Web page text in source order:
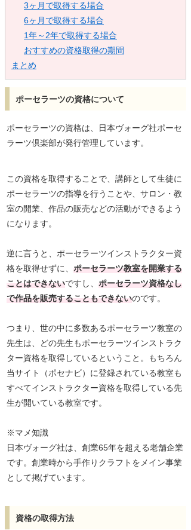
3ヶ月で取得する場合
6ヶ月で取得する場合
1年～2年で取得する場合
おすすめの資格取得の期間
まとめ
ポーセラーツの資格について
ポーセラーツの資格は、日本ヴォーグ社ポーセ
ラーツ倶楽部が発行管理しています。
この資格を取得することで、講師として生徒に
ポーセラーツの指導を行うことや、サロン・教
室の開業、作品の販売などの活動ができるよう
になります。
逆に言うと、ポーセラーツインストラクター資
格を取得せずに、 ポーセラーツ教室を開業する
ことはできないですし、 ポーセラーツ資格なし
で作品を販売することもできないのです。
つまり、世の中に多数あるポーセラーツ教室の
先生は、どの先生もポーセラーツインストラク
ター資格を取得しているということ。もちろん
当サイト（ポセナビ）に登録されている教室も
すべてインストラクター資格を取得している先
生が開いている教室です。
※マメ知識
日本ヴォーグ社は、創業65年を超える老舗企業
です。創業時から手作りクラフトをメイン事業
として掲げています。
資格の取得方法